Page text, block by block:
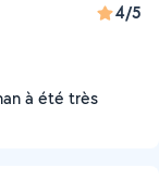
4/5
à été très